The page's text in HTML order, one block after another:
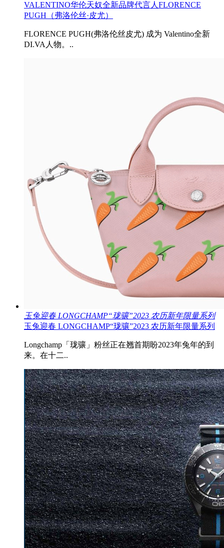
VALENTINO华伦天奴全新品牌代言人FLORENCE
PUGH（弗洛伦丝·皮尤）
FLORENCE PUGH(弗洛伦丝皮尤) 成为 Valentino全新
DI.VA人物。..
玉兔迎春 LONGCHAMP“珑骧”2023 农历新年限量系列
玉兔迎春 LONGCHAMP“珑骧”2023 农历新年限量系列
Longchamp「珑骧」粉丝正在翘首期盼2023年兔年的到
来。在十二..